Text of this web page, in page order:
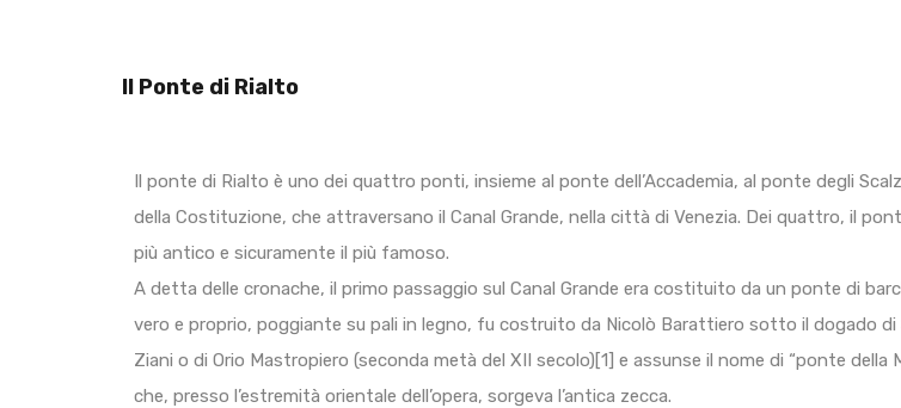
Il Ponte di Rialto
Il ponte di Rialto è uno dei quattro ponti, insieme al ponte dell’Accademia, al ponte degli
della Costituzione, che attraversano il Canal Grande, nella città di Venezia. Dei quattro, il
più antico e sicuramente il più famoso.
A detta delle cronache, il primo passaggio sul Canal Grande era costituito da un ponte di
vero e proprio, poggiante su pali in legno, fu costruito da Nicolò Barattiero sotto il dogado di
Ziani o di Orio Mastropiero (seconda metà del XII secolo)[1] e assunse il nome di “ponte della
che, presso l’estremità orientale dell’opera, sorgeva l’antica zecca.